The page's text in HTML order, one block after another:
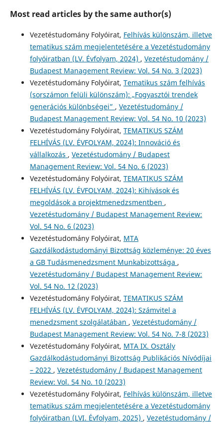
Most read articles by the same author(s)
Vezetéstudomány Folyóirat, Felhívás különszám, illetve
tematikus szám megjelentetésére a Vezetéstudomány
folyóiratban (LV. Évfolyam, 2024) , Vezetéstudomány /
Budapest Management Review: Vol. 54 No. 3 (2023)
Vezetéstudomány Folyóirat, Tematikus szám felhívás
(sorszámon felüli különszám): „Fogyasztói trendek
generációs különbségei” , Vezetéstudomány /
Budapest Management Review: Vol. 54 No. 10 (2023)
Vezetéstudomány Folyóirat, TEMATIKUS SZÁM
FELHÍVÁS (LV. ÉVFOLYAM, 2024): Innováció és
vállalkozás , Vezetéstudomány / Budapest
Management Review: Vol. 54 No. 6 (2023)
Vezetéstudomány Folyóirat, TEMATIKUS SZÁM
FELHÍVÁS (LV. ÉVFOLYAM, 2024): Kihívások és
megoldások a projektmenedzsmentben ,
Vezetéstudomány / Budapest Management Review:
Vol. 54 No. 6 (2023)
Vezetéstudomány Folyóirat, MTA
Gazdálkodástudományi Bizottság közleménye: 20 éves
a GB Tudásmenedzsment Munkabizottsága ,
Vezetéstudomány / Budapest Management Review:
Vol. 54 No. 12 (2023)
Vezetéstudomány Folyóirat, TEMATIKUS SZÁM
FELHÍVÁS (LV. ÉVFOLYAM, 2024): Számvitel a
menedzsment szolgálatában , Vezetéstudomány /
Budapest Management Review: Vol. 54 No. 7-8 (2023)
Vezetéstudomány Folyóirat, MTA IX. Osztály
Gazdálkodástudományi Bizottság Publikációs Nívódíjai
– 2022 , Vezetéstudomány / Budapest Management
Review: Vol. 54 No. 10 (2023)
Vezetéstudomány Folyóirat, Felhívás különszám, illetve
tematikus szám megjelentetésére a Vezetéstudomány
folyóiratban (LVI. Évfolyam, 2025) , Vezetéstudomány /